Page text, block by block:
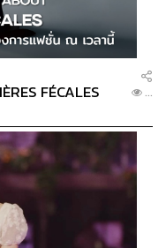
FÉCALES ...